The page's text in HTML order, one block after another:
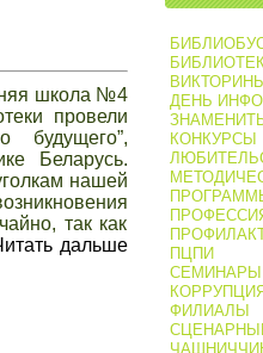
школа №4
провели
будущего”,
Беларусь.
нашей
так как
дальше
ВИКТОРИНЫ
ДЕНЬ
КОНКУРСЫ
ПЦПИ
СЕМИНАРЫ
КОРРУПЦИЯ
ФИЛИАЛЫ